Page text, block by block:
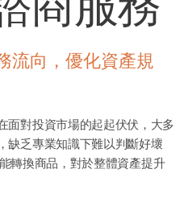
商服務
流向，優化資產規
面對投資市場的起起伏伏，大多
缺乏專業知識下難以判斷好壞
轉換商品，對於整體資產提升